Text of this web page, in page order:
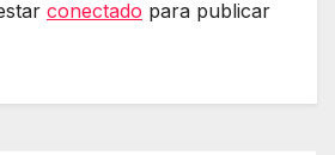
conectado para publicar